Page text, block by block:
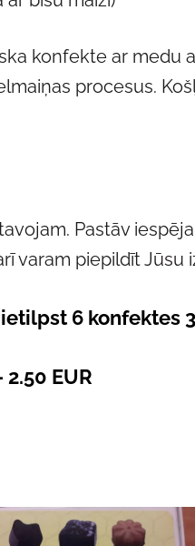
konfekte ar medu
procesus.
Pastāv
varam piepildīt Jūsu
6 konfektes
EUR